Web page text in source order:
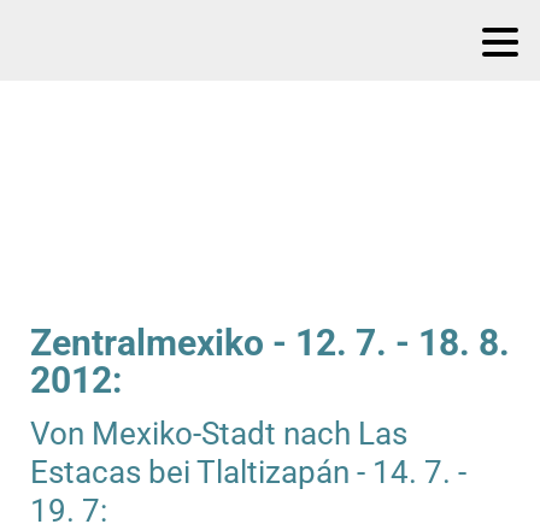
Zentralmexiko - 12. 7. - 18. 8.
2012:
Von Mexiko-Stadt nach Las
Estacas bei Tlaltizapán - 14. 7. -
19. 7: